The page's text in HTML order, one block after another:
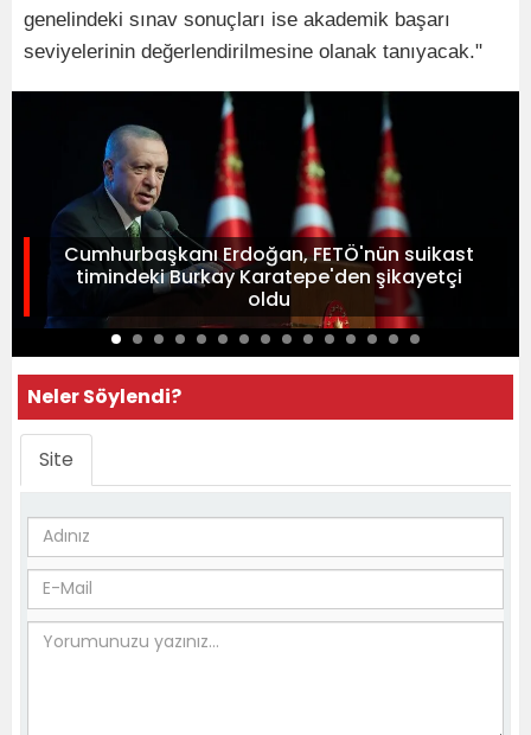
genelindeki sınav sonuçları ise akademik başarı
seviyelerinin değerlendirilmesine olanak tanıyacak."
Cumhurbaşkanı Erdoğan, FETÖ'nün suikast
timindeki Burkay Karatepe'den şikayetçi
oldu
Neler Söylendi?
Site